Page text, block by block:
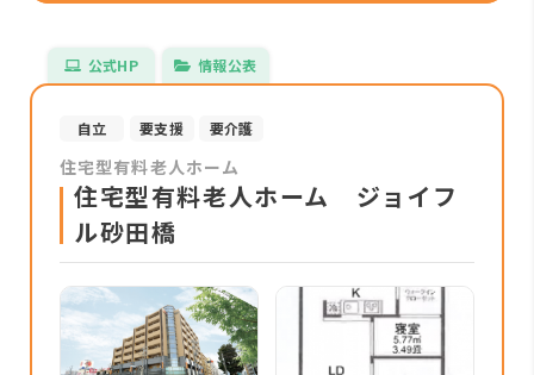
公式HP 情報公表
自立 要支援 要介護
住宅型有料老人ホーム
住宅型有料老人ホーム ジョイフ
ル砂田橋